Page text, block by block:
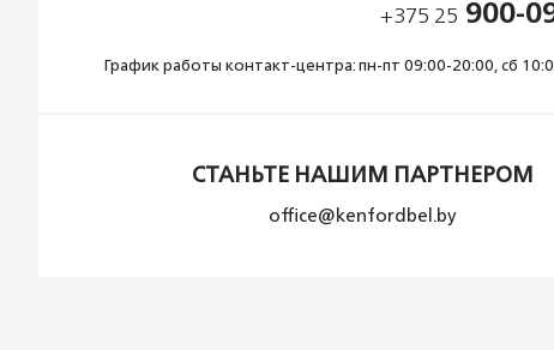
+375 25 900-
График работы контакт-центра: пн-пт 09:00-20:00, сб
СТАНЬТЕ НАШИМ ПАРТНЕРОМ
office@kenfordbel.by